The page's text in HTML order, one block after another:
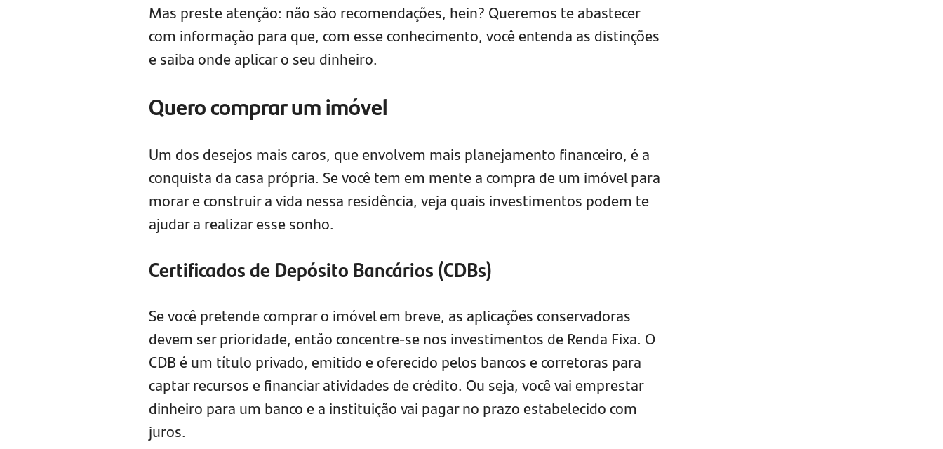
Mas preste atenção: não são recomendações, hein? Queremos te abastecer
com informação para que, com esse conhecimento, você entenda as distinções
e saiba onde aplicar o seu dinheiro.
Quero comprar um imóvel
Um dos desejos mais caros, que envolvem mais planejamento financeiro, é a
conquista da casa própria. Se você tem em mente a compra de um imóvel para
morar e construir a vida nessa residência, veja quais investimentos podem te
ajudar a realizar esse sonho.
Certificados de Depósito Bancários (CDBs)
Se você pretende comprar o imóvel em breve, as aplicações conservadoras
devem ser prioridade, então concentre-se nos investimentos de Renda Fixa. O
CDB é um título privado, emitido e oferecido pelos bancos e corretoras para
captar recursos e financiar atividades de crédito. Ou seja, você vai emprestar
dinheiro para um banco e a instituição vai pagar no prazo estabelecido com
juros.